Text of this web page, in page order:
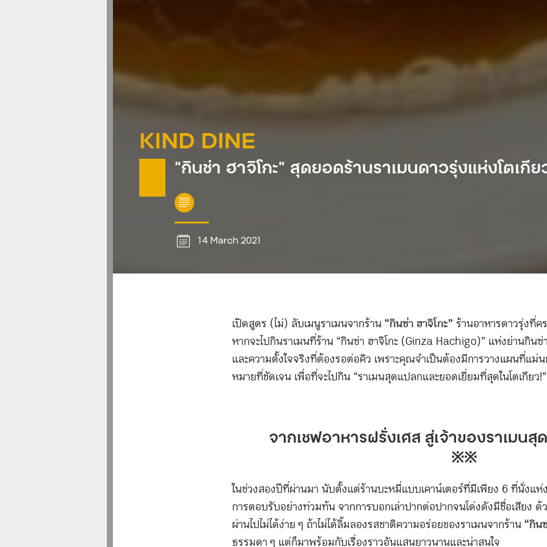
KIND DINE
“กินซ่า ฮาจิโกะ” สุดยอดร้านราเมนดาวรุ่งแห่งโตเกีย
14 March 2021
เปิดสูตร (ไม่) ลับเมนูราเมนจากร้าน“กินซ่า ฮาจิโกะ”ร้านอาหารดาวรุ่งที่
หากจะไปกินราเมนที่ร้าน “กินซ่า ฮาจิโกะ (Ginza Hachigo)” แห่งย่านกิน
และความตั้งใจจริงที่ต้องรอต่อคิว เพราะคุณจำเป็นต้องมีการวางแผนที่แม่
หมายที่ชัดเจน เพื่อที่จะไปกิน “ราเมนสุดแปลกและยอดเยี่ยมที่สุดในโตเกียว!”
จากเชฟอาหารฝรั่งเศส สู่เจ้าของราเมนสุ
※※
ในช่วงสองปีที่ผ่านมา นับตั้งแต่ร้านบะหมี่แบบเคาน์เตอร์ที่มีเพียง 6 ที่นั่งแห่
การตอบรับอย่างท่วมท้น จากการบอกเล่าปากต่อปากจนโด่งดังมีชื่อเสียง ด้
ผ่านไปไม่ได้ง่าย ๆ ถ้าไม่ได้ลิ้มลองรสชาติความอร่อยของราเมนจากร้าน“กิน
ธรรมดา ๆ แต่ก็มาพร้อมกับเรื่องราวอันแสนยาวนานและน่าสนใจ